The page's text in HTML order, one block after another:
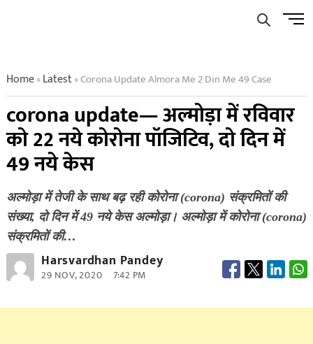
Menu
Home»Latest»Corona Update Almora Me 2 Din Me 49 Case
corona update— अल्मोड़ा में रविवार
को 22 नये कोरोना पॉजिटिव, दो दिन में
49 नये केस
अल्मोड़ा में तेजी के साथ बढ़ रही कोरोना (corona) संक्रमितों की
संख्या, दो दिन में 49 नये केस अल्मोड़ा। अल्मोड़ा में कोरोना (corona)
संक्रमितों की…
Harsvardhan Pandey
29 NOV, 2020 7:42 PM